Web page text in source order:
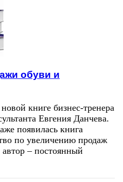
обуви и
книге бизнес-тренера
Евгения Данчева.
появилась книга
по увеличению продаж
автор – постоянный